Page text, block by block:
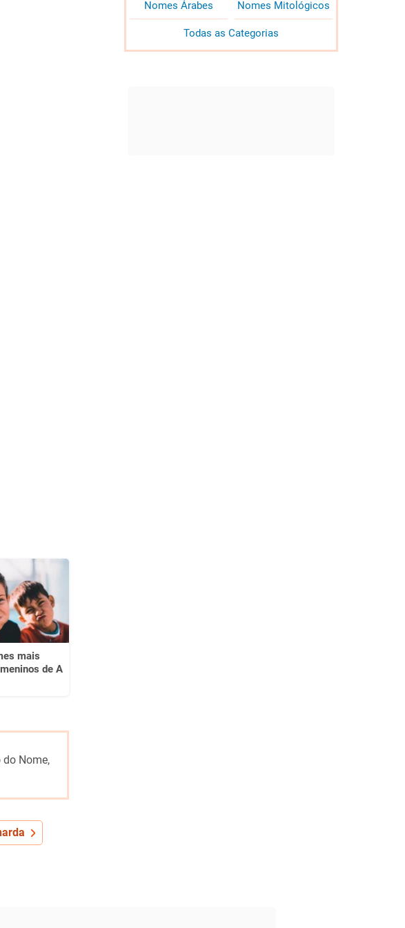
mais
de A
Nome,
Nomes Árabes Nomes Mitológicos
Todas as Categorias